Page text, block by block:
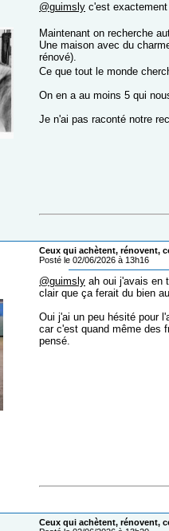
@guimsly c'est
Maintenant on recherche
Une maison avec du
rénové).
Ce que tout le monde
On en a au moins 5 qui
Je n'ai pas raconté notre
Ceux qui achètent, rénovent,
Posté le 02/06/2026 à 13h16
@guimsly ah oui j'avais en
clair que ça ferait du bien
Oui j'ai un peu hésité pour
car c'est quand même des
pensé.
Ceux qui achètent, rénovent,